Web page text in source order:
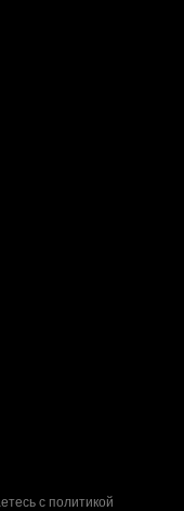
с политикой